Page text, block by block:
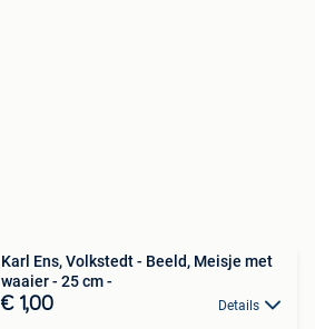
Karl Ens, Volkstedt - Beeld, Meisje met
waaier - 25 cm -
€ 1,00 Details